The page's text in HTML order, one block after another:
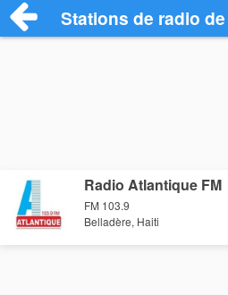
Stations de radio de
Radio Atlantique FM
FM 103.9
Belladère, Haiti